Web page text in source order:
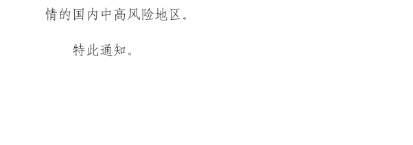
情的国内中高风险地区。
特此通知。